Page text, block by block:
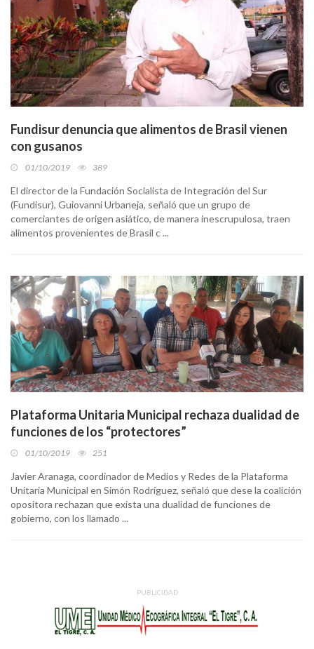
Fundisur denuncia que alimentos de Brasil vienen
con gusanos
01/10/2019 389
El director de la Fundación Socialista de Integración del Sur
(Fundisur), Guiovanni Urbaneja, señaló que un grupo de
comerciantes de origen asiático, de manera inescrupulosa, traen
alimentos provenientes de Brasil c ...
Plataforma Unitaria Municipal rechaza dualidad de
funciones de los “protectores”
01/10/2019 251
Javier Aranaga, coordinador de Medios y Redes de la Plataforma
Unitaria Municipal en Simón Rodríguez, señaló que dese la coalición
opositora rechazan que exista una dualidad de funciones de
gobierno, con los llamado ...
PUBLICIDAD